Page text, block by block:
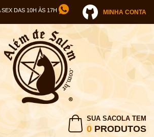
DAS 10H ÀS 17H MINHA CONTA
SUA SACOLA TEM
0 PRODUTOS